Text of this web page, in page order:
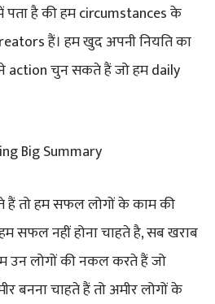
है की हम circumstances के
हैं। हम खुद अपनी नियति का
action चुन सकते हैं जो हम daily
हैं तो हम सफल लोगों के काम की
नहीं होना चाहते है, सब खराब
उन लोगों की नकल करते हैं जो
बनना चाहते हैं तो अमीर लोगों के